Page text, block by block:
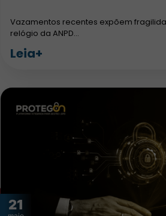
Vazamentos recentes expõem
relógio da ANPD…
Leia+
21